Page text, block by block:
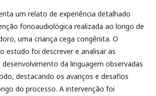
um relato de experiência detalhado
fonoaudiológica realizada ao longo de
uma criança cega congênita. O
estudo foi descrever e analisar as
da linguagem observadas
destacando os avanços e desafios
do processo. A intervenção foi